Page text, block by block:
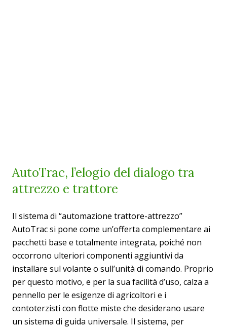
AutoTrac, l’elogio del dialogo tra
attrezzo e trattore
Il sistema di “automazione trattore-attrezzo”
AutoTrac si pone come un’offerta complementare ai
pacchetti base e totalmente integrata, poiché non
occorrono ulteriori componenti aggiuntivi da
installare sul volante o sull’unità di comando. Proprio
per questo motivo, e per la sua facilità d’uso, calza a
pennello per le esigenze di agricoltori e i
contoterzisti con flotte miste che desiderano usare
un sistema di guida universale. Il sistema, per